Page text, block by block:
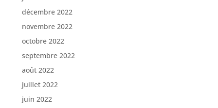
décembre 2022
novembre 2022
octobre 2022
septembre 2022
août 2022
juillet 2022
juin 2022